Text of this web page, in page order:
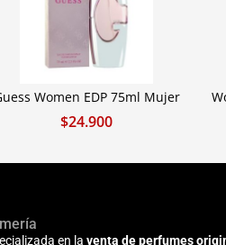
Women EDP 75ml Mujer
$24.900
en laventa de perfumes